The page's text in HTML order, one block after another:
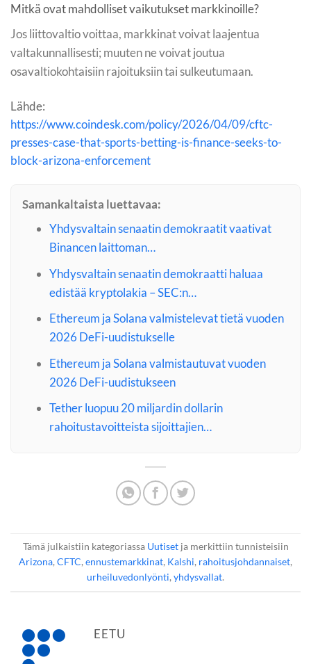
Mitkä ovat mahdolliset vaikutukset markkinoille?
Jos liittovaltio voittaa, markkinat voivat laajentua
valtakunnallisesti; muuten ne voivat joutua
osavaltiokohtaisiin rajoituksiin tai sulkeutumaan.
Lähde:
https://www.coindesk.com/policy/2026/04/09/cftc-
presses-case-that-sports-betting-is-finance-seeks-to-
block-arizona-enforcement
Samankaltaista luettavaa:
Yhdysvaltain senaatin demokraatit vaativat
Binancen laittoman…
Yhdysvaltain senaatin demokraatti haluaa
edistää kryptolakia – SEC:n…
Ethereum ja Solana valmistelevat tietä vuoden
2026 DeFi-uudistukselle
Ethereum ja Solana valmistautuvat vuoden
2026 DeFi-uudistukseen
Tether luopuu 20 miljardin dollarin
rahoitustavoitteista sijoittajien…
Tämä julkaistiin kategoriassa Uutisetja merkittiin tunnisteisiin
Arizona, CFTC, ennustemarkkinat, Kalshi, rahoitusjohdannaiset,
urheiluvedonlyönti, yhdysvallat.
EETU